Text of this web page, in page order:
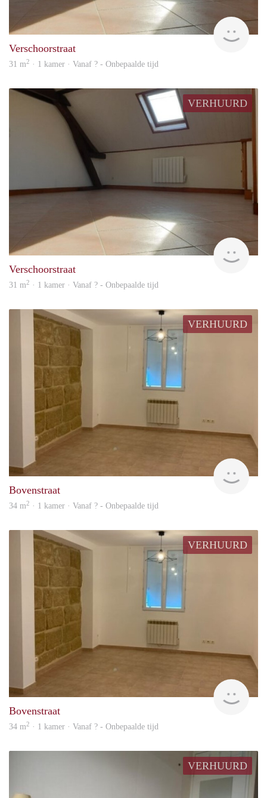
rent
Verschoorstraat
31 m2 · 1 kamer · Vanaf ? - Onbepaalde tijd
VERHUURD
rent
Verschoorstraat
31 m2 · 1 kamer · Vanaf ? - Onbepaalde tijd
VERHUURD
Bovenstraat
34 m2 · 1 kamer · Vanaf ? - Onbepaalde tijd
VERHUURD
Bovenstraat
34 m2 · 1 kamer · Vanaf ? - Onbepaalde tijd
VERHUURD